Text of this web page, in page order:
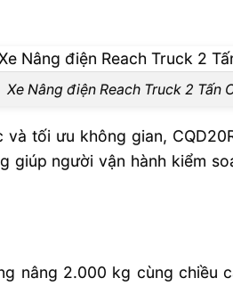
Xe Nâng điện Reach Truck 2 Tấn
tối ưu không gian,
giúp người vận hành kiểm
nâng 2.000 kg cùng